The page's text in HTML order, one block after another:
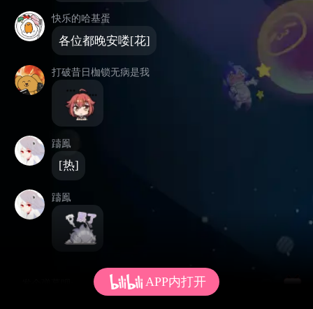
快乐的哈基蛋
各位都晚安喽[花]
打破昔日枷锁无病是我
躊鳯
[热]
躊鳯
APP内打开